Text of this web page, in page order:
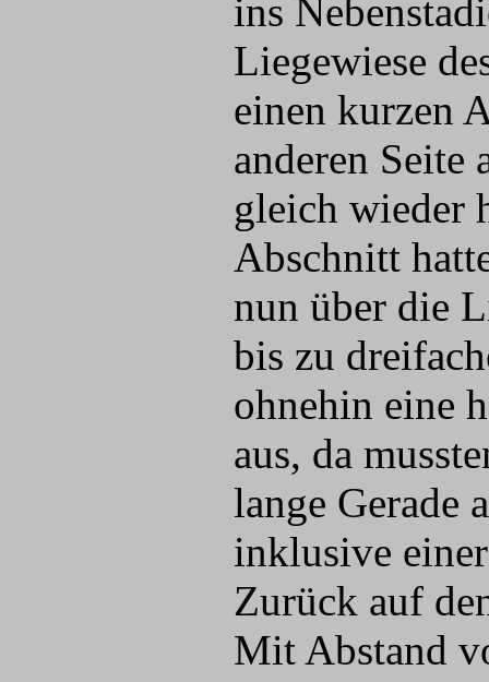
ins
Liegewiese
einen kurzen
anderen Seite
gleich wieder
Abschnitt
nun über die
bis zu
ohnehin eine
aus, da
lange Gerade
inklusive
Zurück auf
Mit Abstand